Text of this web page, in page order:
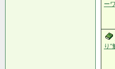
ー
り“